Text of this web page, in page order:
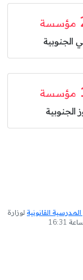
مؤسسة
الجنوبية
مؤسسة
الجنوبية
القانونية لوزارة